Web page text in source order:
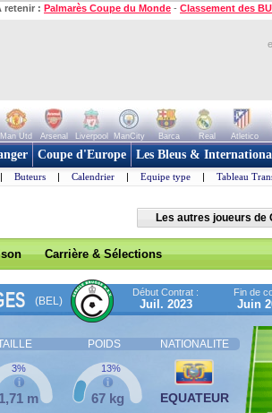
retenir : Palmarès Coupe du Monde - Classement des
Man Utd Arsenal Liverpool ManCity Barca Real Atletico
Coupe d'Europe Les Bleus &
| Buteurs | Calendrier | Equipe type | Tableau
Les autres joueurs de
Carrière & Sélections
(BEL)
Début Contrat :
Juil. 2023
Fin de
Juin
POIDS NATIONALITE
1,71 m
3%
67 kg
13%
EQUATEUR